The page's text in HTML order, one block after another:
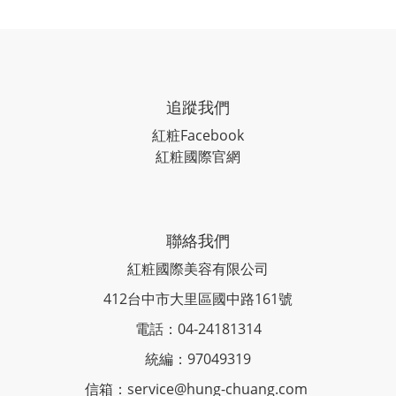
追蹤我們
紅粧Facebook
紅粧國際官網
聯絡我們
紅粧國際美容有限公司
412台中市大里區國中路161號
電話：04-24181314
統編：97049319
信箱：service@hung-chuang.com